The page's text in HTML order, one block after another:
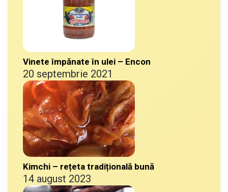
Vinete împănate în ulei – Encon
20 septembrie 2021
Kimchi – rețeta tradițională bună
14 august 2023